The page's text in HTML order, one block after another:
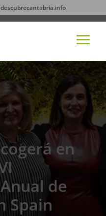
en
de
Spain